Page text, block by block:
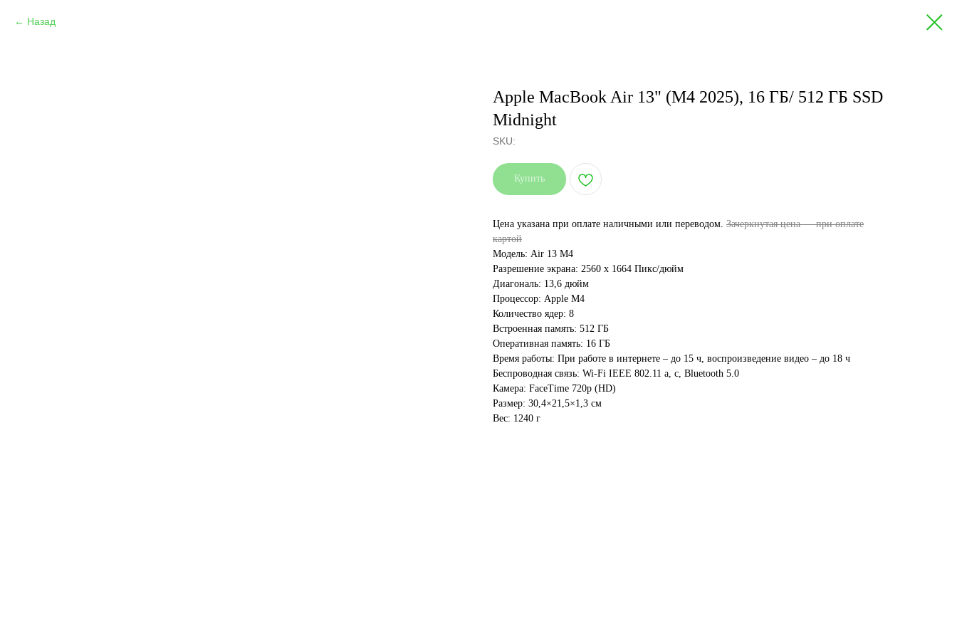
Назад
Apple MacBook Air 13" (M4 2025), 16 ГБ/ 512 ГБ SSD
Midnight
SKU:
Купить
Цена указана при оплате наличными или переводом. Зачеркнутая цена — при оплате
картой
Модель: Air 13 M4
Разрешение экрана: 2560 x 1664 Пикс/дюйм
Диагональ: 13,6 дюйм
Процессор: Apple M4
Количество ядер: 8
Встроенная память: 512 ГБ
Оперативная память: 16 ГБ
Время работы: При работе в интернете – до 15 ч, воспроизведение видео – до 18 ч
Беспроводная связь: Wi-Fi IEEE 802.11 a, c, Bluetooth 5.0
Камера: FaceTime 720p (HD)
Размер: 30,4×21,5×1,3 см
Вес: 1240 г